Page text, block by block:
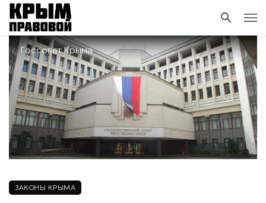
Госсовет Крыма
ЗАКОНЫ КРЫМА